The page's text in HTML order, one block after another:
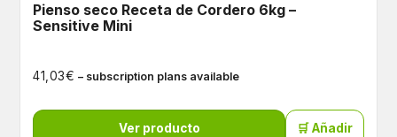
Pienso seco Receta de Cordero 6kg –
Sensitive Mini
41,03€ – subscription plans available
Ver producto 🛒 Añadir